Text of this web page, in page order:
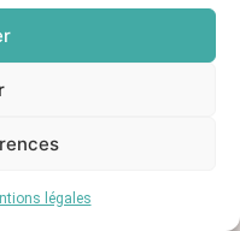
légales
notre newsletter
activités de la
dans la